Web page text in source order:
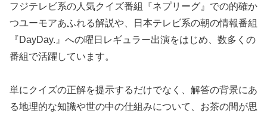
フジテレビ系の人気クイズ番組『ネプリーグ』での的確か
つユーモアあふれる解説や、日本テレビ系の朝の情報番組
『DayDay.』への曜日レギュラー出演をはじめ、数多くの
番組で活躍しています。
単にクイズの正解を提示するだけでなく、解答の背景にあ
る地理的な知識や世の中の仕組みについて、お茶の間が思